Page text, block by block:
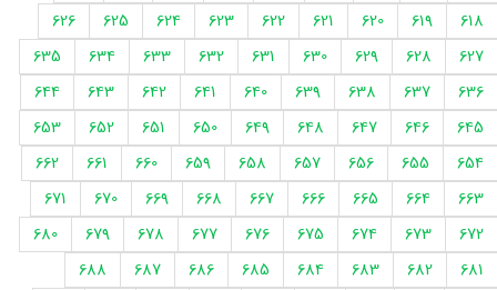
618
619
620
621
622
623
624
625
626
627
628
629
630
631
632
633
634
635
636
637
638
639
640
641
642
643
644
645
646
647
648
649
650
651
652
653
654
655
656
657
658
659
660
661
662
663
664
665
666
667
668
669
670
671
672
673
674
675
676
677
678
679
680
681
682
683
684
685
686
687
688